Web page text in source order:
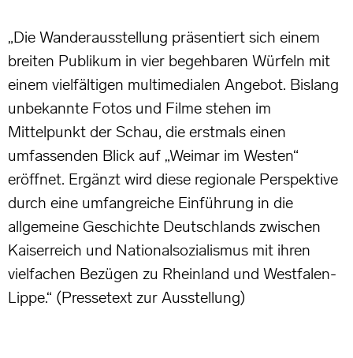
„Die Wanderausstellung präsentiert sich einem
breiten Publikum in vier begehbaren Würfeln mit
einem vielfältigen multimedialen Angebot. Bislang
unbekannte Fotos und Filme stehen im
Mittelpunkt der Schau, die erstmals einen
umfassenden Blick auf „Weimar im Westen“
eröffnet. Ergänzt wird diese regionale Perspektive
durch eine umfangreiche Einführung in die
allgemeine Geschichte Deutschlands zwischen
Kaiserreich und Nationalsozialismus mit ihren
vielfachen Bezügen zu Rheinland und Westfalen-
Lippe.“ (Pressetext zur Ausstellung)